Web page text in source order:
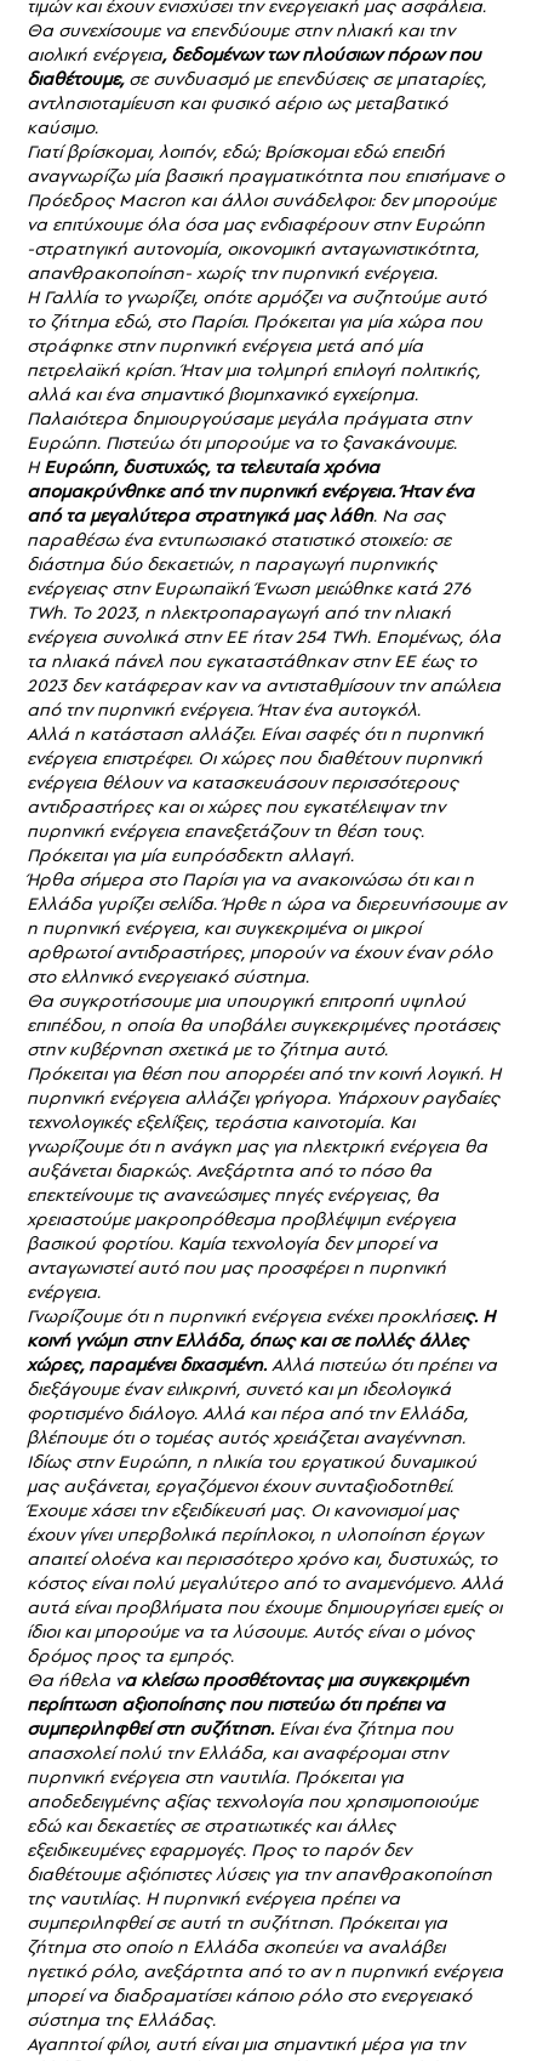
τιμών και έχουν ενισχύσει την ενεργειακή μας ασφάλεια.
Θα συνεχίσουμε να επενδύουμε στην ηλιακή και την
αιολική ενέργεια, δεδομένων των πλούσιων πόρων που
διαθέτουμε,σε συνδυασμό με επενδύσεις σε μπαταρίες,
αντλησιοταμίευση και φυσικό αέριο ως μεταβατικό
καύσιμο.
Γιατί βρίσκομαι, λοιπόν, εδώ; Βρίσκομαι εδώ επειδή
αναγνωρίζω μία βασική πραγματικότητα που επισήμανε ο
Πρόεδρος Macron και άλλοι συνάδελφοι: δεν μπορούμε
να επιτύχουμε όλα όσα μας ενδιαφέρουν στην Ευρώπη
-στρατηγική αυτονομία, οικονομική ανταγωνιστικότητα,
απανθρακοποίηση- χωρίς την πυρηνική ενέργεια.
Η Γαλλία το γνωρίζει, οπότε αρμόζει να συζητούμε αυτό
το ζήτημα εδώ, στο Παρίσι. Πρόκειται για μία χώρα που
στράφηκε στην πυρηνική ενέργεια μετά από μία
πετρελαϊκή κρίση. Ήταν μια τολμηρή επιλογή πολιτικής,
αλλά και ένα σημαντικό βιομηχανικό εγχείρημα.
Παλαιότερα δημιουργούσαμε μεγάλα πράγματα στην
Ευρώπη. Πιστεύω ότι μπορούμε να το ξανακάνουμε.
ΗΕυρώπη, δυστυχώς, τα τελευταία χρόνια
απομακρύνθηκε από την πυρηνική ενέργεια. Ήταν ένα
από τα μεγαλύτερα στρατηγικά μας λάθη. Να σας
παραθέσω ένα εντυπωσιακό στατιστικό στοιχείο: σε
διάστημα δύο δεκαετιών, η παραγωγή πυρηνικής
ενέργειας στην Ευρωπαϊκή Ένωση μειώθηκε κατά 276
TWh. Το 2023, η ηλεκτροπαραγωγή από την ηλιακή
ενέργεια συνολικά στην ΕΕ ήταν 254 TWh. Επομένως, όλα
τα ηλιακά πάνελ που εγκαταστάθηκαν στην ΕΕ έως το
2023 δεν κατάφεραν καν να αντισταθμίσουν την απώλεια
από την πυρηνική ενέργεια. Ήταν ένα αυτογκόλ.
Αλλά η κατάσταση αλλάζει. Είναι σαφές ότι η πυρηνική
ενέργεια επιστρέφει. Οι χώρες που διαθέτουν πυρηνική
ενέργεια θέλουν να κατασκευάσουν περισσότερους
αντιδραστήρες και οι χώρες που εγκατέλειψαν την
πυρηνική ενέργεια επανεξετάζουν τη θέση τους.
Πρόκειται για μία ευπρόσδεκτη αλλαγή.
Ήρθα σήμερα στο Παρίσι για να ανακοινώσω ότι και η
Ελλάδα γυρίζει σελίδα. Ήρθε η ώρα να διερευνήσουμε αν
η πυρηνική ενέργεια, και συγκεκριμένα οι μικροί
αρθρωτοί αντιδραστήρες, μπορούν να έχουν έναν ρόλο
στο ελληνικό ενεργειακό σύστημα.
Θα συγκροτήσουμε μια υπουργική επιτροπή υψηλού
επιπέδου, η οποία θα υποβάλει συγκεκριμένες προτάσεις
στην κυβέρνηση σχετικά με το ζήτημα αυτό.
Πρόκειται για θέση που απορρέει από την κοινή λογική. Η
πυρηνική ενέργεια αλλάζει γρήγορα. Υπάρχουν ραγδαίες
τεχνολογικές εξελίξεις, τεράστια καινοτομία. Και
γνωρίζουμε ότι η ανάγκη μας για ηλεκτρική ενέργεια θα
αυξάνεται διαρκώς. Ανεξάρτητα από το πόσο θα
επεκτείνουμε τις ανανεώσιμες πηγές ενέργειας, θα
χρειαστούμε μακροπρόθεσμα προβλέψιμη ενέργεια
βασικού φορτίου. Καμία τεχνολογία δεν μπορεί να
ανταγωνιστεί αυτό που μας προσφέρει η πυρηνική
ενέργεια.
Γνωρίζουμε ότι η πυρηνική ενέργεια ενέχει προκλήσεις. Η
κοινή γνώμη στην Ελλάδα, όπως και σε πολλές άλλες
χώρες, παραμένει διχασμένη. Αλλά πιστεύω ότι πρέπει να
διεξάγουμε έναν ειλικρινή, συνετό και μη ιδεολογικά
φορτισμένο διάλογο. Αλλά και πέρα από την Ελλάδα,
βλέπουμε ότι ο τομέας αυτός χρειάζεται αναγέννηση.
Ιδίως στην Ευρώπη, η ηλικία του εργατικού δυναμικού
μας αυξάνεται, εργαζόμενοι έχουν συνταξιοδοτηθεί.
Έχουμε χάσει την εξειδίκευσή μας. Οι κανονισμοί μας
έχουν γίνει υπερβολικά περίπλοκοι, η υλοποίηση έργων
απαιτεί ολοένα και περισσότερο χρόνο και, δυστυχώς, το
κόστος είναι πολύ μεγαλύτερο από το αναμενόμενο. Αλλά
αυτά είναι προβλήματα που έχουμε δημιουργήσει εμείς οι
ίδιοι και μπορούμε να τα λύσουμε. Αυτός είναι ο μόνος
δρόμος προς τα εμπρός.
Θα ήθελα να κλείσω προσθέτοντας μια συγκεκριμένη
περίπτωση αξιοποίησης που πιστεύω ότι πρέπει να
συμπεριληφθεί στη συζήτηση. Είναι ένα ζήτημα που
απασχολεί πολύ την Ελλάδα, και αναφέρομαι στην
πυρηνική ενέργεια στη ναυτιλία. Πρόκειται για
αποδεδειγμένης αξίας τεχνολογία που χρησιμοποιούμε
εδώ και δεκαετίες σε στρατιωτικές και άλλες
εξειδικευμένες εφαρμογές. Προς το παρόν δεν
διαθέτουμε αξιόπιστες λύσεις για την απανθρακοποίηση
της ναυτιλίας. Η πυρηνική ενέργεια πρέπει να
συμπεριληφθεί σε αυτή τη συζήτηση. Πρόκειται για
ζήτημα στο οποίο η Ελλάδα σκοπεύει να αναλάβει
ηγετικό ρόλο, ανεξάρτητα από το αν η πυρηνική ενέργεια
μπορεί να διαδραματίσει κάποιο ρόλο στο ενεργειακό
σύστημα της Ελλάδας.
Αγαπητοί φίλοι, αυτή είναι μια σημαντική μέρα για την